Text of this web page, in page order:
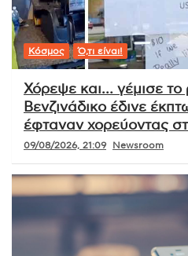
Κόσμος Ό,τι είναι!
Χόρεψε και… γέμισε το
Βενζινάδικο έδινε
έφταναν χορεύοντας
09/08/2026, 21:09 Newsroom